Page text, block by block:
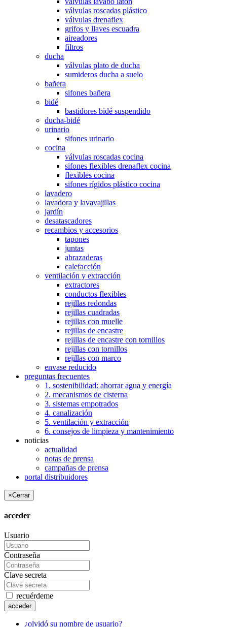
válvulas roscadas plástico
válvulas drenaflex
grifos y llaves escuadra
aireadores
filtros
ducha
válvulas plato de ducha
sumideros ducha a suelo
bañera
sifones bañera
bidé
bastidores bidé suspendido
ducha-bidé
urinario
sifones urinario
cocina
válvulas roscadas cocina
sifones flexibles drenaflex cocina
flexibles cocina
sifones rígidos plástico cocina
lavadero
lavadora y lavavajillas
jardín
desatascadores
recambios y accesorios
tapones
juntas
abrazaderas
calefacción
ventilación y extracción
extractores
conductos flexibles
rejillas redondas
rejillas cuadradas
rejillas con muelle
rejillas de encastre
rejillas de encastre con tornillos
rejillas con tornillos
rejillas con marco
envase reducido
preguntas frecuentes
1. sostenibilidad: ahorrar agua y energía
2. mecanismos de cisterna
3. sistemas empotrados
4. canalización
5. ventilación y extracción
6. consejos de limpieza y mantenimiento
noticias
actualidad
notas de prensa
campañas de prensa
portal distribuidores
×Cerrar
acceder
Usuario
Contraseña
Clave secreta
recuérdeme
acceder
¿olvidó su nombre de usuario?